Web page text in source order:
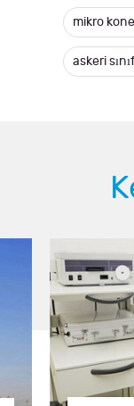
mikro
askeri